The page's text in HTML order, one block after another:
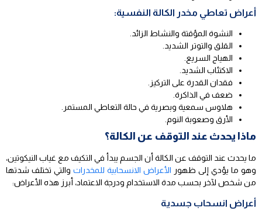
أعراض تعاطي مخدر الكالة النفسية:
النشوة المؤقتة والنشاط الزائد.
القلق والتوتر الشديد.
الهياج السريع.
الاكتئاب الشديد.
فقدان القدرة على التركيز.
ضعف في الذاكرة.
هلاوس سمعية وبصرية في حالة التعاطي المستمر.
الأرق وصعوبة النوم.
ماذا يحدث عند التوقف عن الكالة؟
ما يحدث عند التوقف عن الكالة أن الجسم يبدأ في التكيف مع غياب النيكوتين،
وهو ما يؤدي إلى ظهور الأعراض الانسحابية للمخدرات والتي تختلف شدتها
من شخص لآخر بحسب مدة الاستخدام ودرجة الاعتماد، أبرز هذه الأعراض:
أعراض انسحاب جسدية